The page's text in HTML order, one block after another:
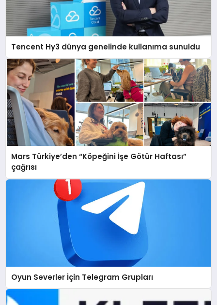
Tencent Hy3 dünya genelinde kullanıma sunuldu
Mars Türkiye’den “Köpeğini İşe Götür Haftası”
çağrısı
Oyun Severler İçin Telegram Grupları